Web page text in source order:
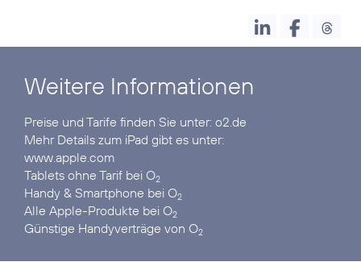
Weitere Informationen
Preise und Tarife finden Sie unter: o2.de
www.apple.com
Tablets ohne Tarif bei O2
Handy & Smartphone bei O2
Alle Apple-Produkte bei O2
Günstige Handyverträge von O2